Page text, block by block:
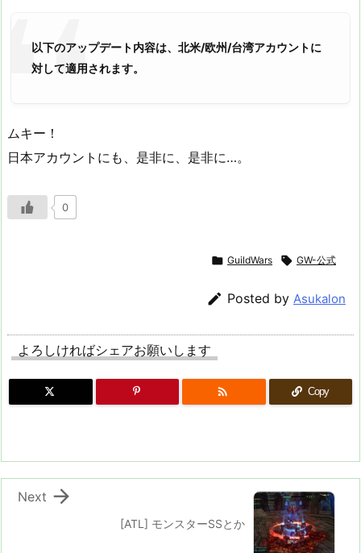
以下のアップデート内容は、北米/欧州/台湾アカウントに
対して適用されます。
ムキー！
日本アカウントにも、是非に、是非に…。
0
 GuildWars  GW-公式
 Posted by Asukalon
よろしければシェアお願いします
 Copy
[ATL] モンスターSSとか

Next